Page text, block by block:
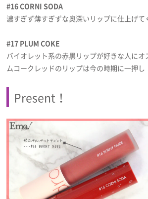
#16 CORNI SODA
濃すぎず薄すぎずな奥深いリップに仕上げて
#17 PLUM COKE
バイオレット系の赤黒リップが好きな人にオ
ムコークレッドのリップは今の時期に一押し
Present！